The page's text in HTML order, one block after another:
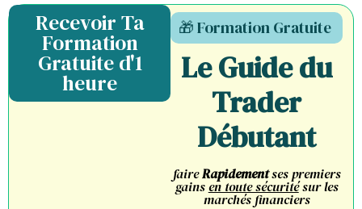
Recevoir Ta
Formation
Gratuite d'1
heure
🎁 Formation Gratuite
Le Guide du
Trader
Débutant
faireRapidementses premiers
gainsen toute sécuritésur les
marchés financiers